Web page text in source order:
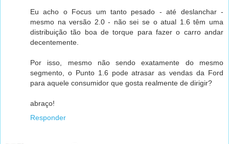
Eu acho o Focus um tanto pesado - até deslanchar -
mesmo na versão 2.0 - não sei se o atual 1.6 têm uma
distribuição tão boa de torque para fazer o carro andar
decentemente.
Por isso, mesmo não sendo exatamente do mesmo
segmento, o Punto 1.6 pode atrasar as vendas da Ford
para aquele consumidor que gosta realmente de dirigir?
abraço!
Responder